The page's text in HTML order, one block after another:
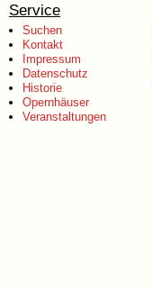
Service
Suchen
Kontakt
Impressum
Datenschutz
Historie
Opernhäuser
Veranstaltungen